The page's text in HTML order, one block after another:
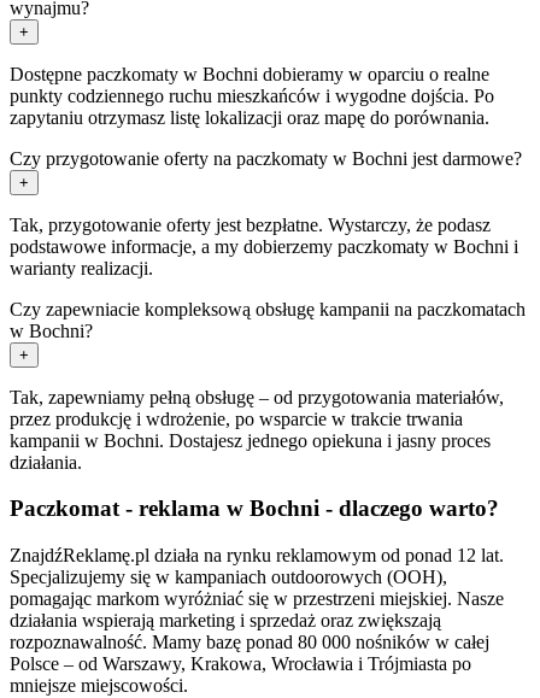
wynajmu?
+
Dostępne paczkomaty w Bochni dobieramy w oparciu o realne
punkty codziennego ruchu mieszkańców i wygodne dojścia. Po
zapytaniu otrzymasz listę lokalizacji oraz mapę do porównania.
Czy przygotowanie oferty na paczkomaty w Bochni jest darmowe?
+
Tak, przygotowanie oferty jest bezpłatne. Wystarczy, że podasz
podstawowe informacje, a my dobierzemy paczkomaty w Bochni i
warianty realizacji.
Czy zapewniacie kompleksową obsługę kampanii na paczkomatach
w Bochni?
+
Tak, zapewniamy pełną obsługę – od przygotowania materiałów,
przez produkcję i wdrożenie, po wsparcie w trakcie trwania
kampanii w Bochni. Dostajesz jednego opiekuna i jasny proces
działania.
Paczkomat - reklama w Bochni - dlaczego warto?
ZnajdźReklamę.pl działa na rynku reklamowym od ponad 12 lat.
Specjalizujemy się w kampaniach outdoorowych (OOH),
pomagając markom wyróżniać się w przestrzeni miejskiej. Nasze
działania wspierają marketing i sprzedaż oraz zwiększają
rozpoznawalność. Mamy bazę ponad 80 000 nośników w całej
Polsce – od Warszawy, Krakowa, Wrocławia i Trójmiasta po
mniejsze miejscowości.